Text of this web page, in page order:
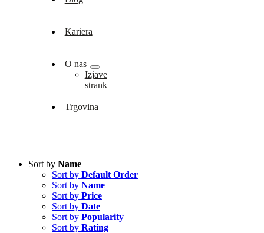
Kariera
O nas
Izjave
strank
Trgovina
Sort by Name
Sort by Default Order
Sort by Name
Sort by Price
Sort by Date
Sort by Popularity
Sort by Rating